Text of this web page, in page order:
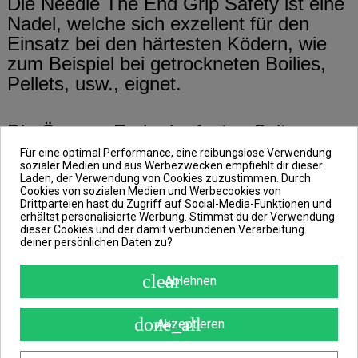
Nadel, welche sich exzellent für den
Einsatz bei den härtesten Ködern, wie
zum Beispiel bei getrockneten Boilies,
Pellets, usw., eignet.
Die Öse am Ende der festen Spitze
dient dazu, die Schnur beim Einfädeln
nicht zu verlieren. Außerdem hast du die
Needle durch ihren ergonomisch
geformten Griff immer sicher in deiner
Hand.
Zusätzlich ist der gummierte Teil des
Grip-Griffes farbenfroh, was die
Möglichkeit eines Verlustes auf ein
Minimum reduziert und die Suche nach
Für eine optimal Performance, eine reibungslose Verwendung
sozialer Medien und aus Werbezwecken empfiehlt dir dieser
Laden, der Verwendung von Cookies zuzustimmen. Durch
Cookies von sozialen Medien und Werbecookies von
Drittparteien hast du Zugriff auf Social-Media-Funktionen und
erhältst personalisierte Werbung. Stimmst du der Verwendung
dieser Cookies und der damit verbundenen Verarbeitung
deiner persönlichen Daten zu?
clearAblehnen
done_all
Akzeptieren